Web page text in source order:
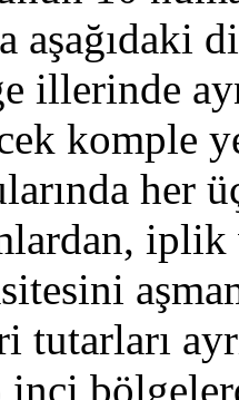
aşağıdaki
illerinde
komple
her
inci